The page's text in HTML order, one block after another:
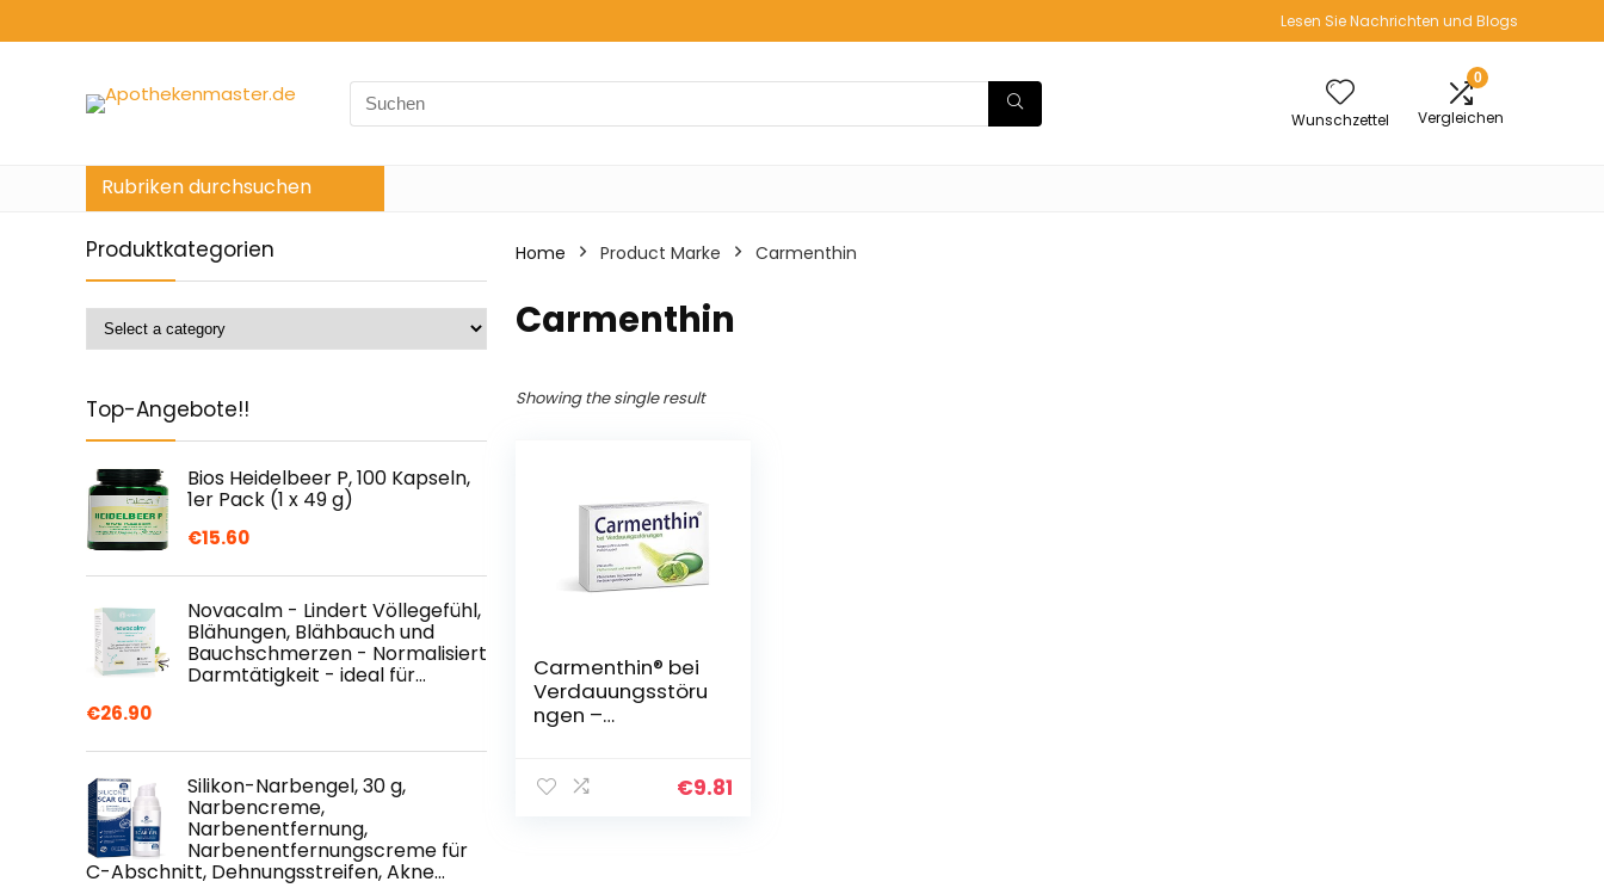
Lesen Sie Nachrichten und Blogs
Search
for:
Wunschzettel
0
Vergleichen
Rubriken durchsuchen
Produktkategorien
Top-Angebote!!
Bios Heidelbeer P, 100 Kapseln,
1er Pack (1 x 49 g)
€15.60
Novacalm - Lindert Völlegefühl,
Blähungen, Blähbauch und
Bauchschmerzen - Normalisiert
Darmtätigkeit - ideal für…
€26.90
Silikon-Narbengel, 30 g,
Narbencreme,
Narbenentfernung,
Narbenentfernungscreme für
C-Abschnitt, Dehnungsstreifen, Akne…
Home Product Marke ‎Carmenthin
‎Carmenthin
Showing the single result
Carmenthin® bei
Verdauungsstöru
ngen –
Pfefferminzöl &
€9.81